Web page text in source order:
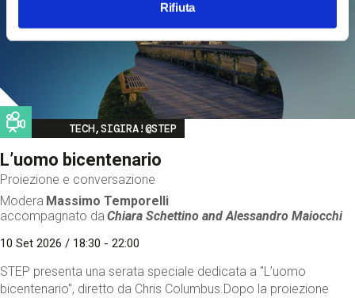
Rifiuta
Image
TECH,SIGIRA!@STEP
L’uomo bicentenario
Proiezione e conversazione
Modera Massimo Temporelli
accompagnato da Chiara Schettino andAlessandro Maiocchi
10 Set 2026 / 18:30 - 22:00
STEP presenta una serata speciale dedicata a "L’uomo
bicentenario", diretto da Chris Columbus.Dopo la proiezione